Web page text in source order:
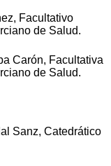
Facultativo
de Salud.
Carón, Facultativa
de Salud.
Sanz, Catedrático